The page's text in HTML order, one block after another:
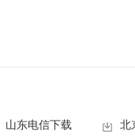
山东电信下载 北